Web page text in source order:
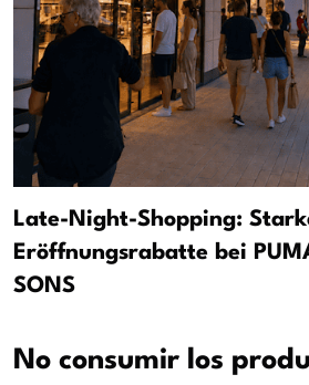
Late-Night-Shopping:
Eröffnungsrabatte bei
SONS
No consumir los